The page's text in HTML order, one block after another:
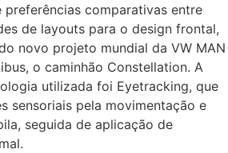
preferências comparativas entre
de layouts para o design frontal,
novo projeto mundial da VW MAN
o caminhão Constellation. A
utilizada foi Eyetracking, que
sensoriais pela movimentação e
seguida de aplicação de